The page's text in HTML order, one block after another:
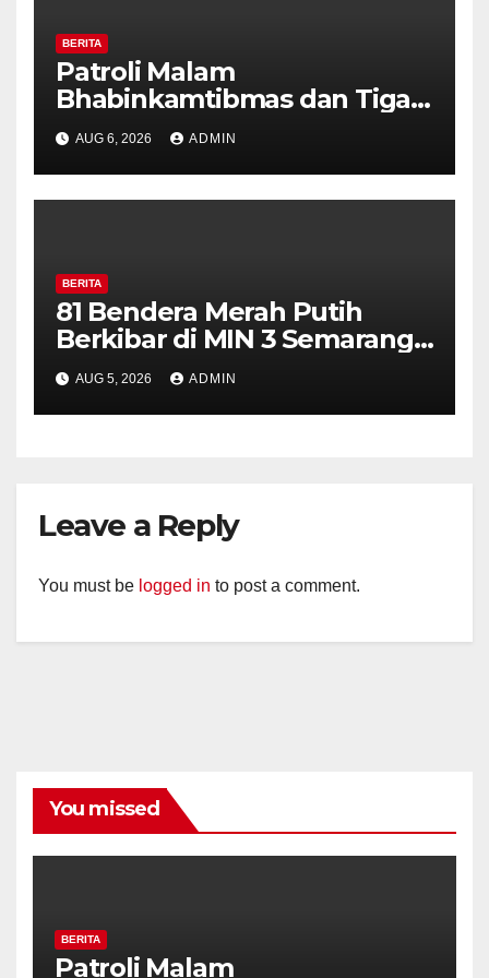
BERITA
Patroli Malam
Bhabinkamtibmas dan Tiga
Pilar Kelurahan Ungaran
Perkuat Kamtibmas, Warga
Diajak Aktifkan Ronda
AUG 6, 2026 ADMIN
BERITA
81 Bendera Merah Putih
Berkibar di MIN 3 Semarang,
Bhabinkamtibmas Desa
Timpik Hadiri Peringatan
HUT ke-81 Kemerdekaan RI
AUG 5, 2026 ADMIN
Leave a Reply
You must be logged in to post a comment.
You missed
BERITA
Patroli Malam